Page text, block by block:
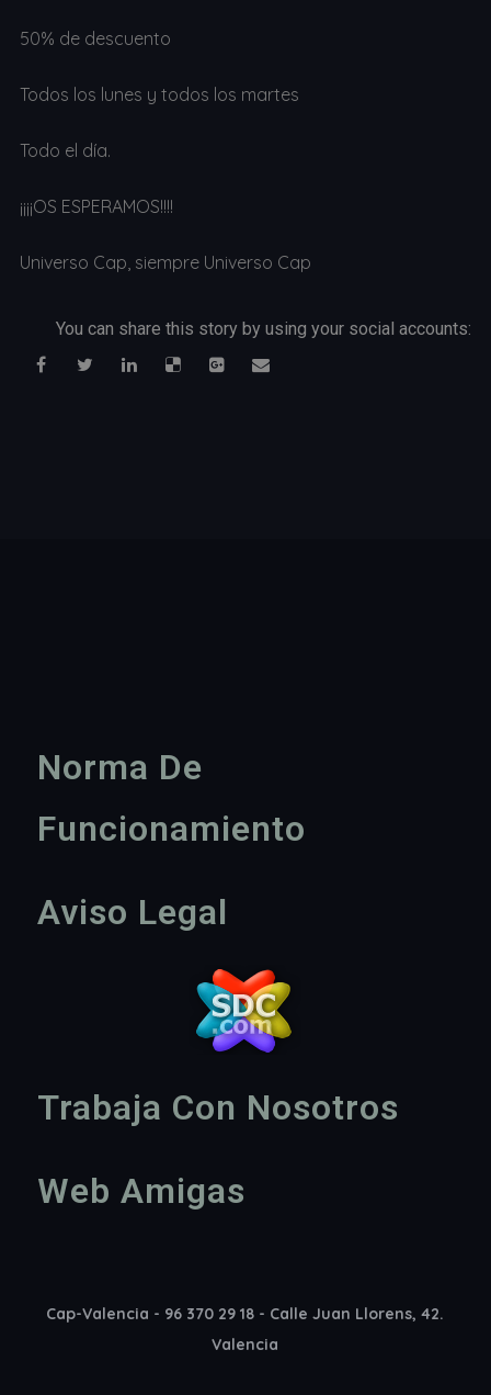
50% de descuento
Todos los lunes y todos los martes
Todo el día.
¡¡¡¡OS ESPERAMOS!!!!
Universo Cap, siempre Universo Cap
You can share this story by using your social accounts:
Norma De
Funcionamiento
Aviso Legal
Trabaja Con Nosotros
Web Amigas
Cap-Valencia - 96 370 29 18 - Calle Juan Llorens, 42.
Valencia